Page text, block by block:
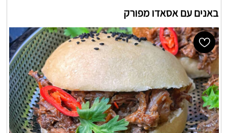
באנים עם אסאדו מפורק